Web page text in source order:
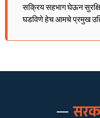
सक्रिय सहभाग घेऊन
घडविणे हेच आमचे प्रमुख